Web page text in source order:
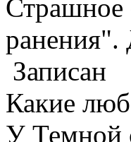
Страшное
ранения".
Записан
Какие
У Темной